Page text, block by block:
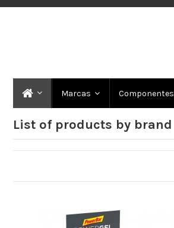
Marcas Componentes
List of products by brand